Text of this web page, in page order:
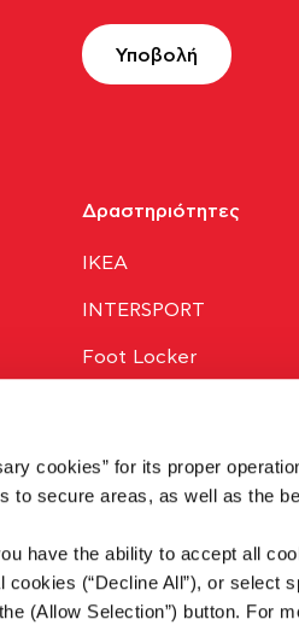
cookies” for its proper
to secure areas, as well as the
have the ability to accept all
(“Decline All”), or select
(Allow Selection”) button. For
Υποβολή
Δραστηριότητες
ΙΚΕΑ
INTERSPORT
Foot Locker
Συμμετοχές